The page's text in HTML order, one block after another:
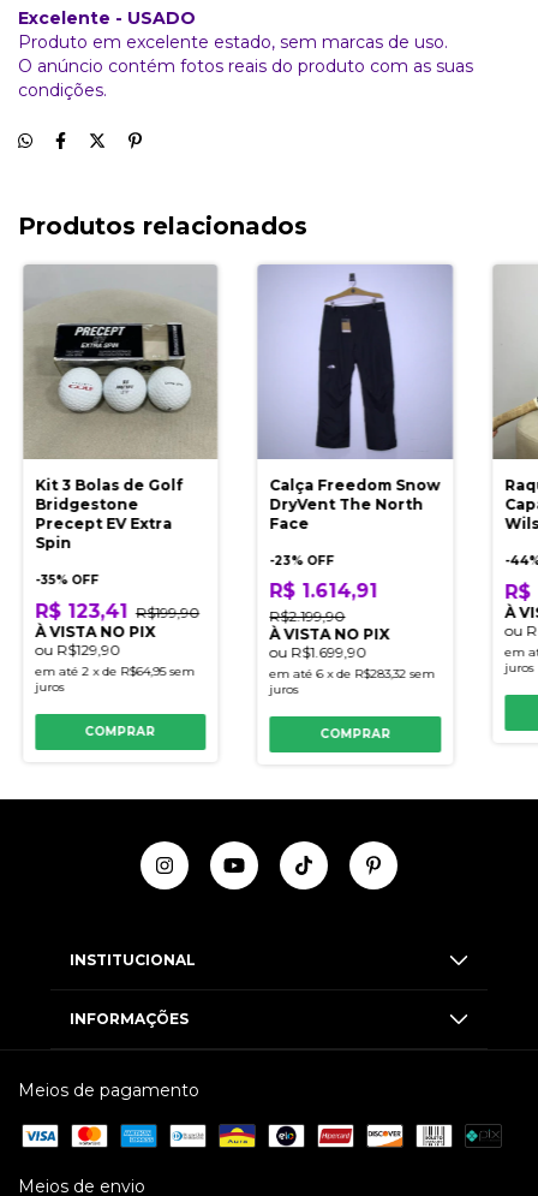
Excelente - USADO
Produto em excelente estado, sem marcas de uso.
O anúncio contém fotos reais do produto com as suas
condições.
Produtos relacionados
Kit 3 Bolas de Golf
Bridgestone
Precept EV Extra
Spin
-35% OFF
R$ 123,41 R$199,90
À VISTA NO PIX
ou R$129,90
em até 2 xde R$64,95 sem
juros
COMPRAR
Calça Freedom Snow
DryVent The North
Face
-23% OFF
R$ 1.614,91
R$2.199,90
À VISTA NO PIX
ou R$1.699,90
em até6 xde R$283,32 sem
juros
COMPRAR
-44
R$
À
ou
em
juros
INSTITUCIONAL
INFORMAÇÕES
Meios de pagamento
Meios de envio